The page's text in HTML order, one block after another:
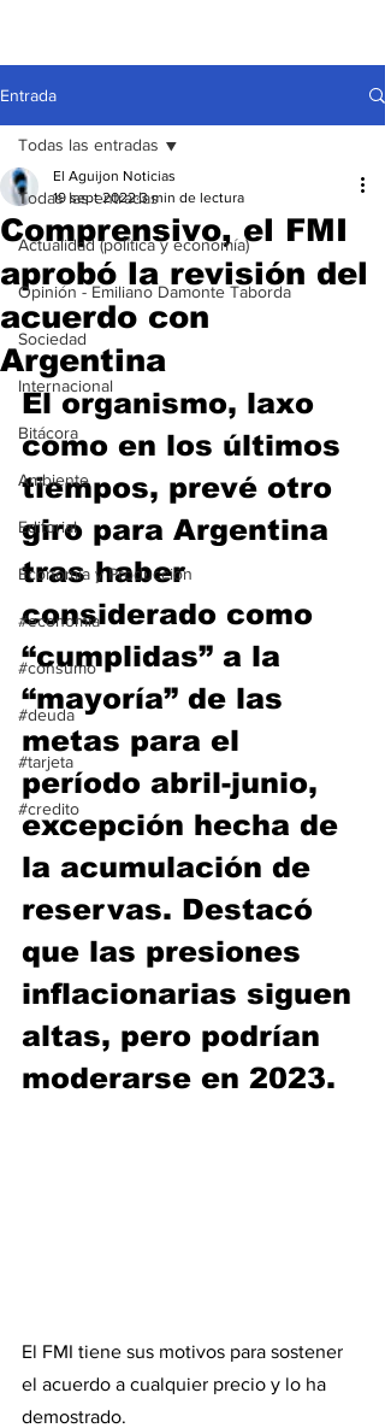
Entrada
Todas las entradas
Actualidad (política y economía)
Opinión - Emiliano Damonte Taborda
Sociedad
Internacional
Bitácora
Ambiente
Editorial
Economía y Producción
#economia
#consumo
#deuda
#tarjeta
#credito
Todas las entradas
Comprensivo, el FMI
aprobó la revisión del
acuerdo con
Argentina
El Aguijon Noticias
19 sept 2022 3 min de lectura
El organismo, laxo
como en los últimos
tiempos, prevé otro
giro para Argentina
tras haber
considerado como
“cumplidas” a la
“mayoría” de las
metas para el
período abril-junio,
excepción hecha de
la acumulación de
reservas. Destacó
que las presiones
inflacionarias siguen
altas, pero podrían
moderarse en 2023.
El FMI tiene sus motivos para sostener
el acuerdo a cualquier precio y lo ha
demostrado.